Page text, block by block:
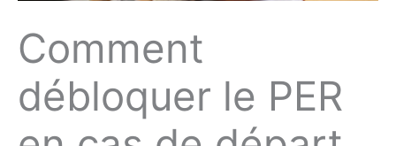
Comment
débloquer le PER